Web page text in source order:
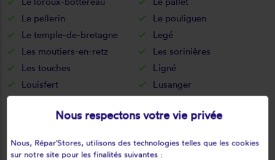
Le pellerin
Le pouliguen
Le temple-de-bretagne
Legé
Les moutiers-en-retz
Les sorinières
Les touches
Ligné
Louisfert
Lusanger
Marsac-sur-don
Mésanger
Mesquer
Nous respectons votre vie privée
Nous, Répar'Stores, utilisons des technologies telles que les cookies
sur notre site pour les finalités suivantes :